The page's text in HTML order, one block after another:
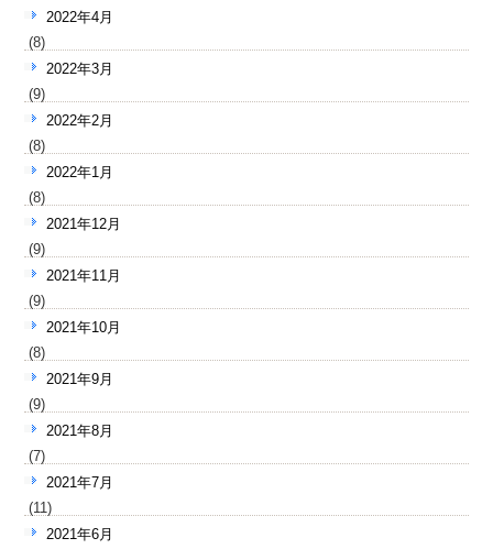
2022年4月
(8)
2022年3月
(9)
2022年2月
(8)
2022年1月
(8)
2021年12月
(9)
2021年11月
(9)
2021年10月
(8)
2021年9月
(9)
2021年8月
(7)
2021年7月
(11)
2021年6月